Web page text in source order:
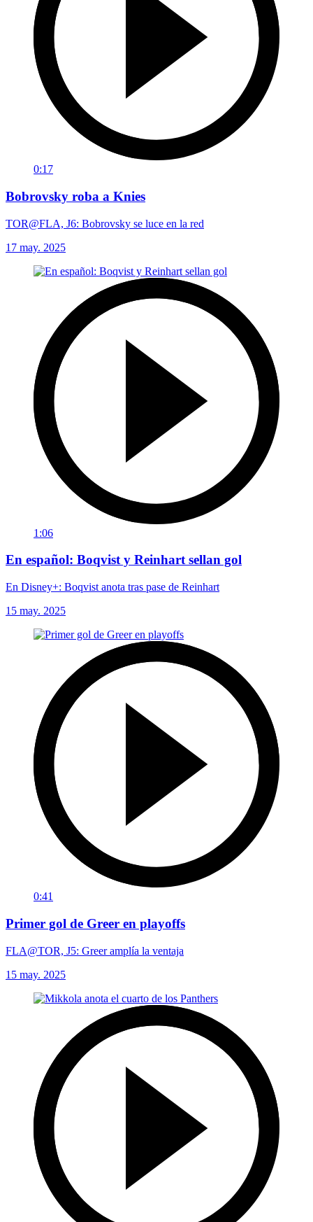
0:17
Bobrovsky roba a Knies
TOR@FLA, J6: Bobrovsky se luce en la red
17 may. 2025
1:06
En español: Boqvist y Reinhart sellan gol
En Disney+: Boqvist anota tras pase de Reinhart
15 may. 2025
0:41
Primer gol de Greer en playoffs
FLA@TOR, J5: Greer amplía la ventaja
15 may. 2025